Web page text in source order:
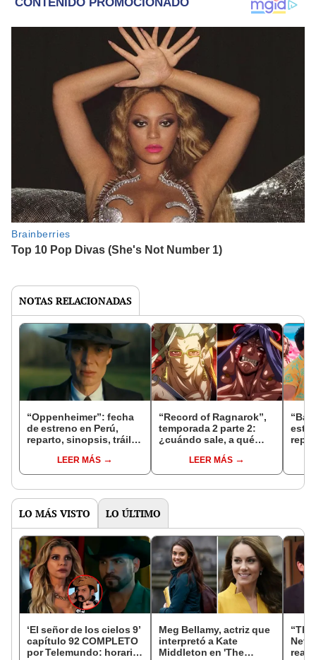
NOTAS RELACIONADAS
“Oppenheimer”: fecha
de estreno en Perú,
reparto, sinopsis, tráiler
LEER MÁS
“Record of Ragnarok”,
temporada 2 parte 2:
¿cuándo sale, a qué
ONLINE?LEER MÁS
LO MÁS VISTO LO ÚLTIMO
‘El señor de los cielos 9’
capítulo 92 COMPLETO
por Telemundo: horario,
Meg Bellamy, actriz que
interpretó a Kate
Middleton en 'The